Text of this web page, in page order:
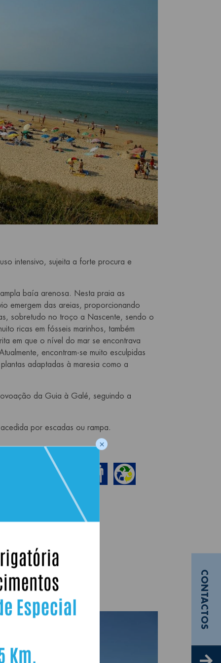
intensivo, sujeita a forte procura e
baía arenosa. Nesta praia as
emergem das areias, proporcionando
sobretudo no troço a Nascente, sendo o
ricas em fósseis marinhos, também
em que o nível do mar se encontrava
encontram-se muito esculpidas
adaptadas à maresia como a
da Guia à Galé, seguindo a
por escadas ou rampa.
CONTACTOS
×